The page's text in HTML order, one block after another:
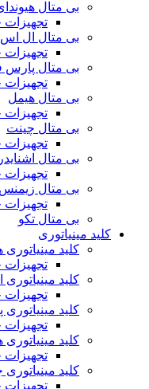
بی متال
تجهیزات
بی متال ال اس
تجهیزات
بی متال پارس
تجهیزات
بی متال هیمل
تجهیزات
بی متال چینت
تجهیزات
بی متال اشنایدر
تجهیزات
بی متال زیمنس
تجهیزات
بی متال تکو
کلید مینیاتوری
کلید مینیاتوری
تجهیزات
کلید
تجهیزات
کلید
تجهیزات
کلید مینیاتوری
تجهیزات
کلید
تجهیزات